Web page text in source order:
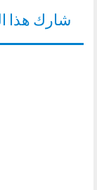
شارك هذا